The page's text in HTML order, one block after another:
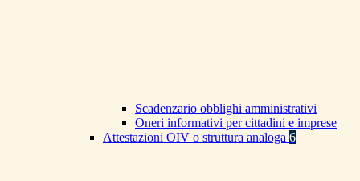
Scadenzario obblighi amministrativi
Oneri informativi per cittadini e imprese
Attestazioni OIV o struttura analoga 6